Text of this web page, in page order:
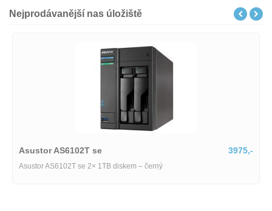
Nejprodávanější nas úložiště
Asustor AS6102T se 3975,-
Asustor AS6102T se 2× 1TB diskem – černý